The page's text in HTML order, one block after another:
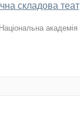
складова
Національна академія